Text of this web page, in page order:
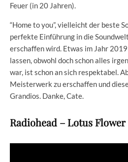
Feuer (in 20 Jahren).
“Home to you”, vielleicht der beste
perfekte Einführung in die
erschaffen wird. Etwas im Jahr
lassen, obwohl doch schon alles
war, ist schon an sich respektabel.
Meisterwerk zu erschaffen und
Grandios. Danke, Cate.
Radiohead – Lotus Flower